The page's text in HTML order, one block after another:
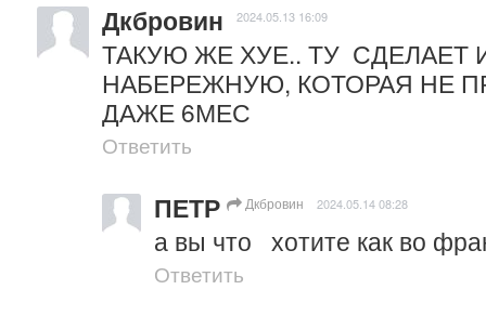
Дкбровин 2024.05.13 16:09
ТАКУЮ ЖЕ ХУЕ.. ТУ  СДЕЛАЕТ
НАБЕРЕЖНУЮ, КОТОРАЯ НЕ
ДАЖЕ 6МЕС
Ответить
ПЕТР Дкбровин 2024.05.14 08:28
а вы что   хотите как во
Ответить